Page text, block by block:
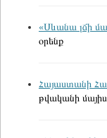
«Սևանա լճի
օրենք
Հայաստանի
թվականի